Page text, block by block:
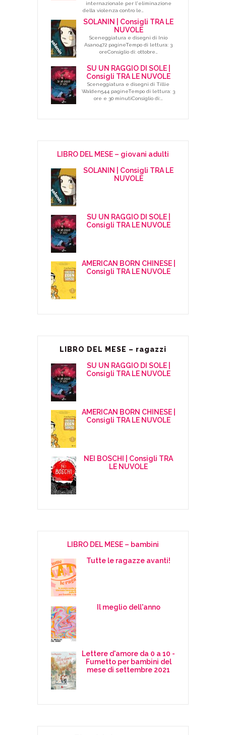
internazionale per l'eliminazione
della violenza contro le…
SOLANIN | Consigli TRA LE
NUVOLE
Sceneggiatura e disegni di Inio
Asano472 pagineTempo di lettura: 3
oreConsiglio di: ottobre…
SU UN RAGGIO DI SOLE |
Consigli TRA LE NUVOLE
Sceneggiatura e disegni di Tillie
Walden544 pagineTempo di lettura: 3
ore e 30 minutiConsiglio di:…
LIBRO DEL MESE – giovani adulti
SOLANIN | Consigli TRA LE
NUVOLE
SU UN RAGGIO DI SOLE |
Consigli TRA LE NUVOLE
AMERICAN BORN CHINESE |
Consigli TRA LE NUVOLE
LIBRO DEL MESE – ragazzi
SU UN RAGGIO DI SOLE |
Consigli TRA LE NUVOLE
AMERICAN BORN CHINESE |
Consigli TRA LE NUVOLE
NEI BOSCHI | Consigli TRA
LE NUVOLE
LIBRO DEL MESE – bambini
Tutte le ragazze avanti!
Il meglio dell'anno
Lettere d'amore da 0 a 10 -
Fumetto per bambini del
mese di settembre 2021